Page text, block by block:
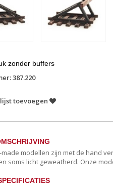
zonder buffers
387.220
toevoegen
modellen zijn met de hand
soms licht geweatherd. Onze